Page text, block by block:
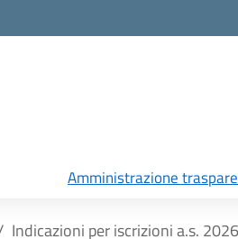
Amministrazione
Indicazioni per iscrizioni a.s.